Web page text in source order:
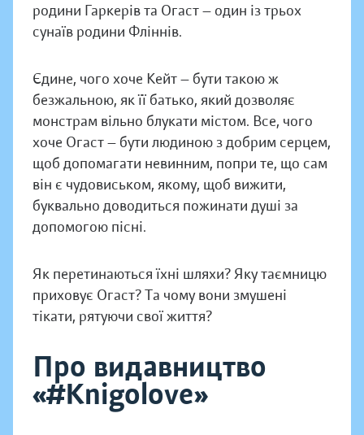
родини Гаркерів та Огаст — один із трьох
сунаїв родини Фліннів.
Єдине, чого хоче Кейт — бути такою ж
безжальною, як її батько, який дозволяє
монстрам вільно блукати містом. Все, чого
хоче Огаст — бути людиною з добрим серцем,
щоб допомагати невинним, попри те, що сам
він є чудовиськом, якому, щоб вижити,
буквально доводиться пожинати душі за
допомогою пісні.
Як перетинаються їхні шляхи? Яку таємницю
приховує Огаст? Та чому вони змушені
тікати, рятуючи свої життя?
Про видавництво
«#Knigolove»